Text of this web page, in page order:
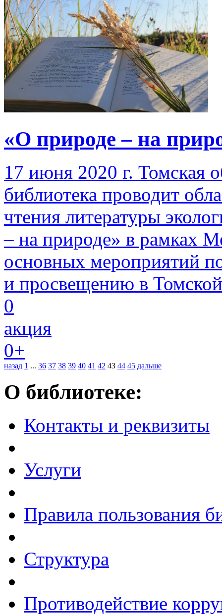
«О природе – на
17 июня 2020 г. Томская
библиотека проводит
чтения литературы
– на природе» в рамках
основных мероприятий
и просвещению в
0
акция
0+
назад 1 ... 36 37 38 39 40 41 42 43 44 45 дальше
О библиотеке:
Контакты и реквизиты
Услуги
Правила пользования
Структура
Противодействие